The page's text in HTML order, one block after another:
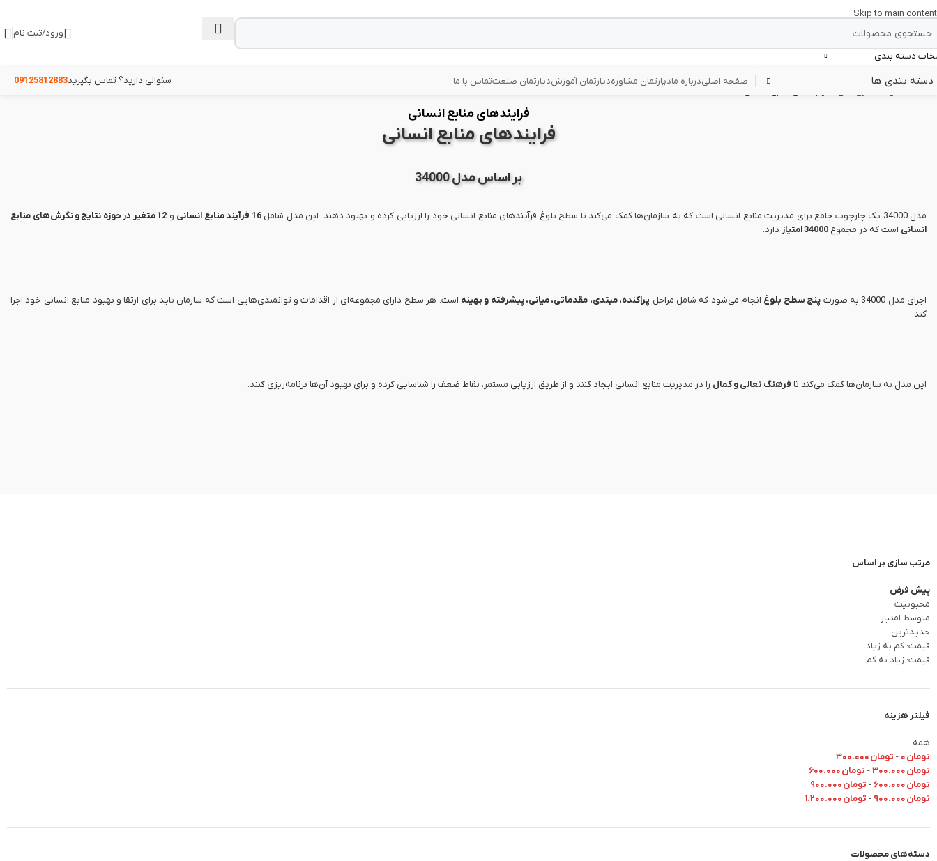
Skip to main content
دسته بندی
ورود/ثبت نام
دسته بندی ها صفحه اصلیدرباره مادپارتمان مشاورهدپارتمان آموزشدپارتمان صنعتتماس با ما سئوالی دارید؟ تماس بگیرید09125812883
واحد اداری مالی فرایندهای منابع انسانی
فرایندهای منابع انسانی
فرایندهای منابع انسانی
بر اساس مدل 34000
مدل 34000 یک چارچوب جامع برای مدیریت منابع انسانی است که به سازمان‌ها کمک می‌کند تا سطح بلوغ فرآیندهای منابع انسانی خود را ارزیابی کرده و بهبود دهند. این مدل شامل 16 فرآیند منابع انسانی و
12 متغیر در حوزه نتایج و نگرش‌های منابع
انسانی است که در مجموع 34000 امتیاز دارد.
اجرای مدل 34000 به صورت پنج سطح بلوغ انجام می‌شود که شامل مراحل پراکنده، مبتدی، مقدماتی، میانی، پیشرفته و بهینه است. هر سطح دارای مجموعه‌ای از اقدامات و توانمندی‌هایی است که سازمان باید برای ارتقا و بهبود منابع انسانی خود اجرا
کند.
این مدل به سازمان‌ها کمک می‌کند تا فرهنگ تعالی و کمال را در مدیریت منابع انسانی ایجاد کنند و از طریق ارزیابی مستمر، نقاط ضعف را شناسایی کرده و برای بهبود آن‌ها برنامه‌ریزی کنند.
مرتب سازی بر اساس
پیش فرض
محبوبیت
متوسط امتیاز
جدیدترین
قیمت: کم به زیاد
قیمت: زیاد به کم
فیلتر هزینه
همه
تومان
- تومان
تومان
- تومان
تومان
- تومان
تومان
- تومان
دسته‌های محصولات